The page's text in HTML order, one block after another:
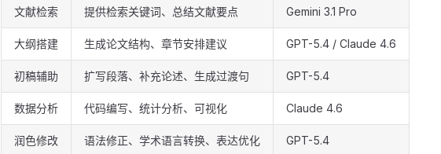
文献检索 提供检索关键词、总结文献要点 Gemini 3.1 Pro
大纲搭建 生成论文结构、章节安排建议 GPT-5.4 / Claude 4.6
初稿辅助 扩写段落、补充论述、生成过渡句 GPT-5.4
数据分析 代码编写、统计分析、可视化 Claude 4.6
润色修改 语法修正、学术语言转换、表达优化 GPT-5.4